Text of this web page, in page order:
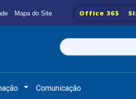
Mapa do Site Office 365
Pesquisar
por:
Comunicação